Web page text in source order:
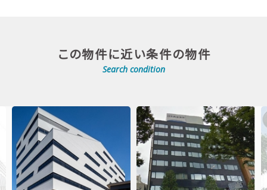
この物件に近い条件の物件
Search condition